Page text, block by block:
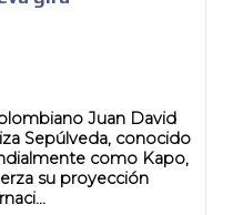
Juan David
Sepúlveda, conocido
como Kapo,
su proyección